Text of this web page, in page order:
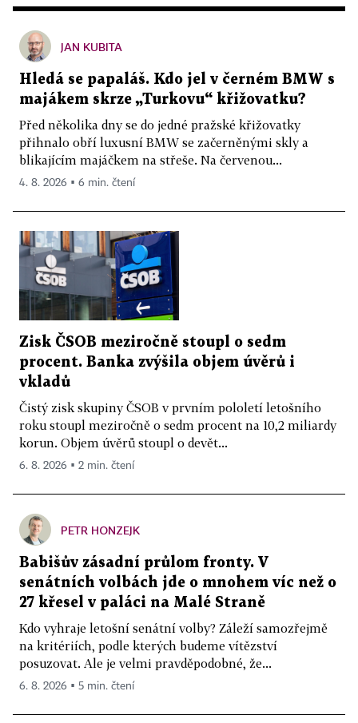
JAN KUBITA
Hledá se papaláš. Kdo jel v černém BMW s
majákem skrze „Turkovu“ křižovatku?
Před několika dny se do jedné pražské křižovatky
přihnalo obří luxusní BMW se začerněnými skly a
blikajícím majáčkem na střeše. Na červenou...
4. 8. 2026 ▪ 6 min. čtení
Zisk ČSOB meziročně stoupl o sedm
procent. Banka zvýšila objem úvěrů i
vkladů
Čistý zisk skupiny ČSOB v prvním pololetí letošního
roku stoupl meziročně o sedm procent na 10,2 miliardy
korun. Objem úvěrů stoupl o devět...
6. 8. 2026 ▪ 2 min. čtení
PETR HONZEJK
Babišův zásadní průlom fronty. V
senátních volbách jde o mnohem víc než o
27 křesel v paláci na Malé Straně
Kdo vyhraje letošní senátní volby? Záleží samozřejmě
na kritériích, podle kterých budeme vítězství
posuzovat. Ale je velmi pravděpodobné, že...
6. 8. 2026 ▪ 5 min. čtení